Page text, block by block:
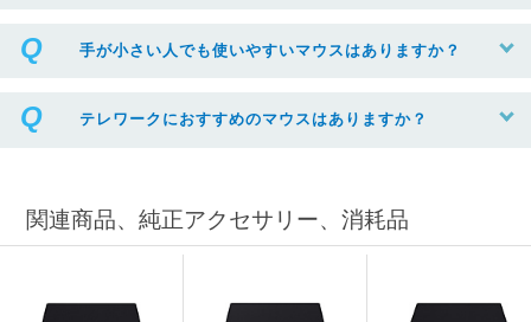
手が小さい人でも使いやすいマウスはありますか？
テレワークにおすすめのマウスはありますか？
関連商品、純正アクセサリー、消耗品